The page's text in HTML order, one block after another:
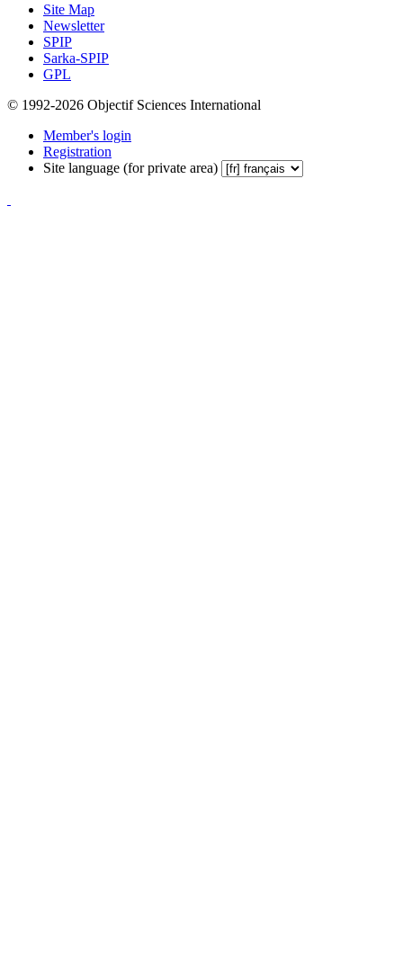
Site Map
Newsletter
SPIP
Sarka-SPIP
GPL
© 1992-2026 Objectif Sciences International
Member's login
Registration
Site language (for private area)